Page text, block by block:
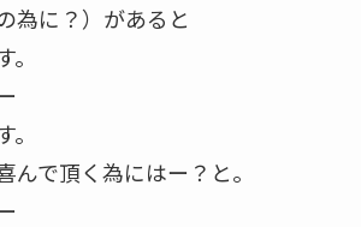
為に？）があると
んで頂く為にはー？と。